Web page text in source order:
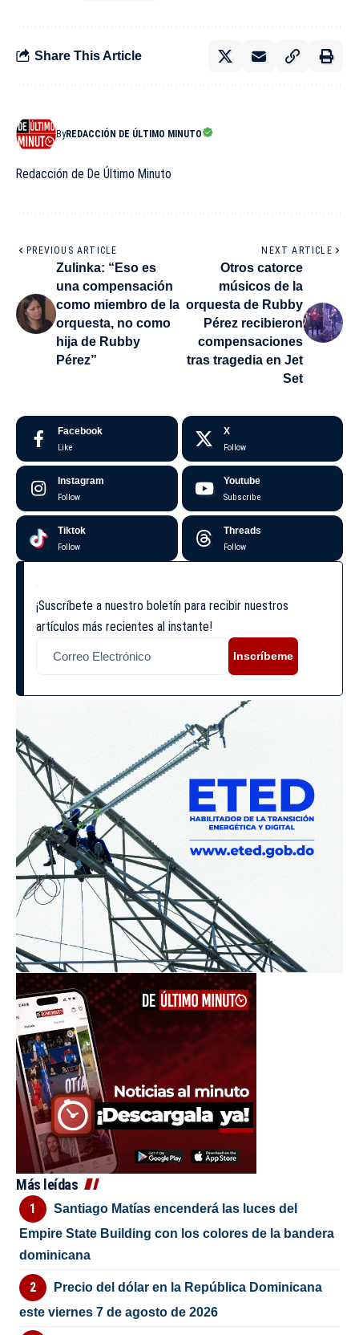
Share This Article
ByREDACCIÓN DE ÚLTIMO MINUTO
Redacción de De Último Minuto
PREVIOUS ARTICLE
Zulinka: “Eso es
una compensación
como miembro de la
orquesta, no como
hija de Rubby
Pérez”
NEXT ARTICLE
Otros catorce
músicos de la
orquesta de Rubby
Pérez recibieron
compensaciones
tras tragedia en Jet
Set
Facebook
Like
X
Follow
Instagram
Follow
Youtube
Subscribe
Tiktok
Follow
Threads
Follow
¡Suscríbete a nuestro boletín para recibir nuestros
artículos más recientes al instante!
Inscríbeme
Más leídas
Santiago Matías encenderá las luces del
Empire State Building con los colores de la bandera
dominicana
Precio del dólar en la República Dominicana
este viernes 7 de agosto de 2026